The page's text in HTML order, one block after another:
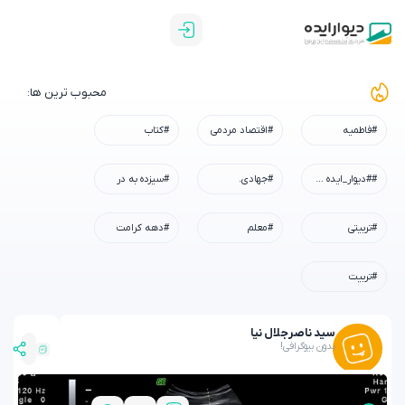
#اقتصاد مردمی
#جهادی. #سیزده به در
#دهه کرامت